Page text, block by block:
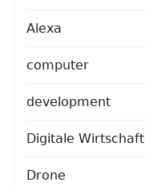
Alexa
computer
development
Digitale Wirtschaft
Drone